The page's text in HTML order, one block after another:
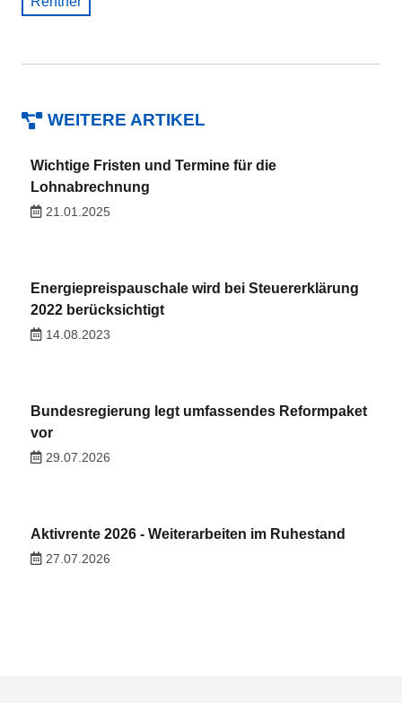
WEITERE ARTIKEL
Wichtige Fristen und Termine für die
Lohnabrechnung
21.01.2025
Energiepreispauschale wird bei Steuererklärung
2022 berücksichtigt
14.08.2023
Bundesregierung legt umfassendes Reformpaket
vor
29.07.2026
Aktivrente 2026 - Weiterarbeiten im Ruhestand
27.07.2026